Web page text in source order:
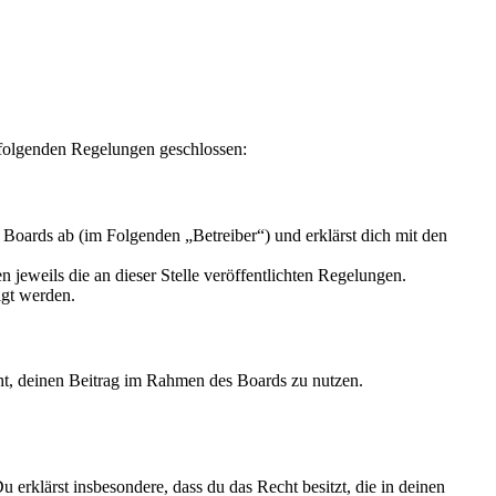
Regelungen geschlossen:
ab (im Folgenden „Betreiber“) und erklärst dich mit den
jeweils die an dieser Stelle veröffentlichten Regelungen.
werden.
deinen Beitrag im Rahmen des Boards zu nutzen.
insbesondere, dass du das Recht besitzt, die in deinen